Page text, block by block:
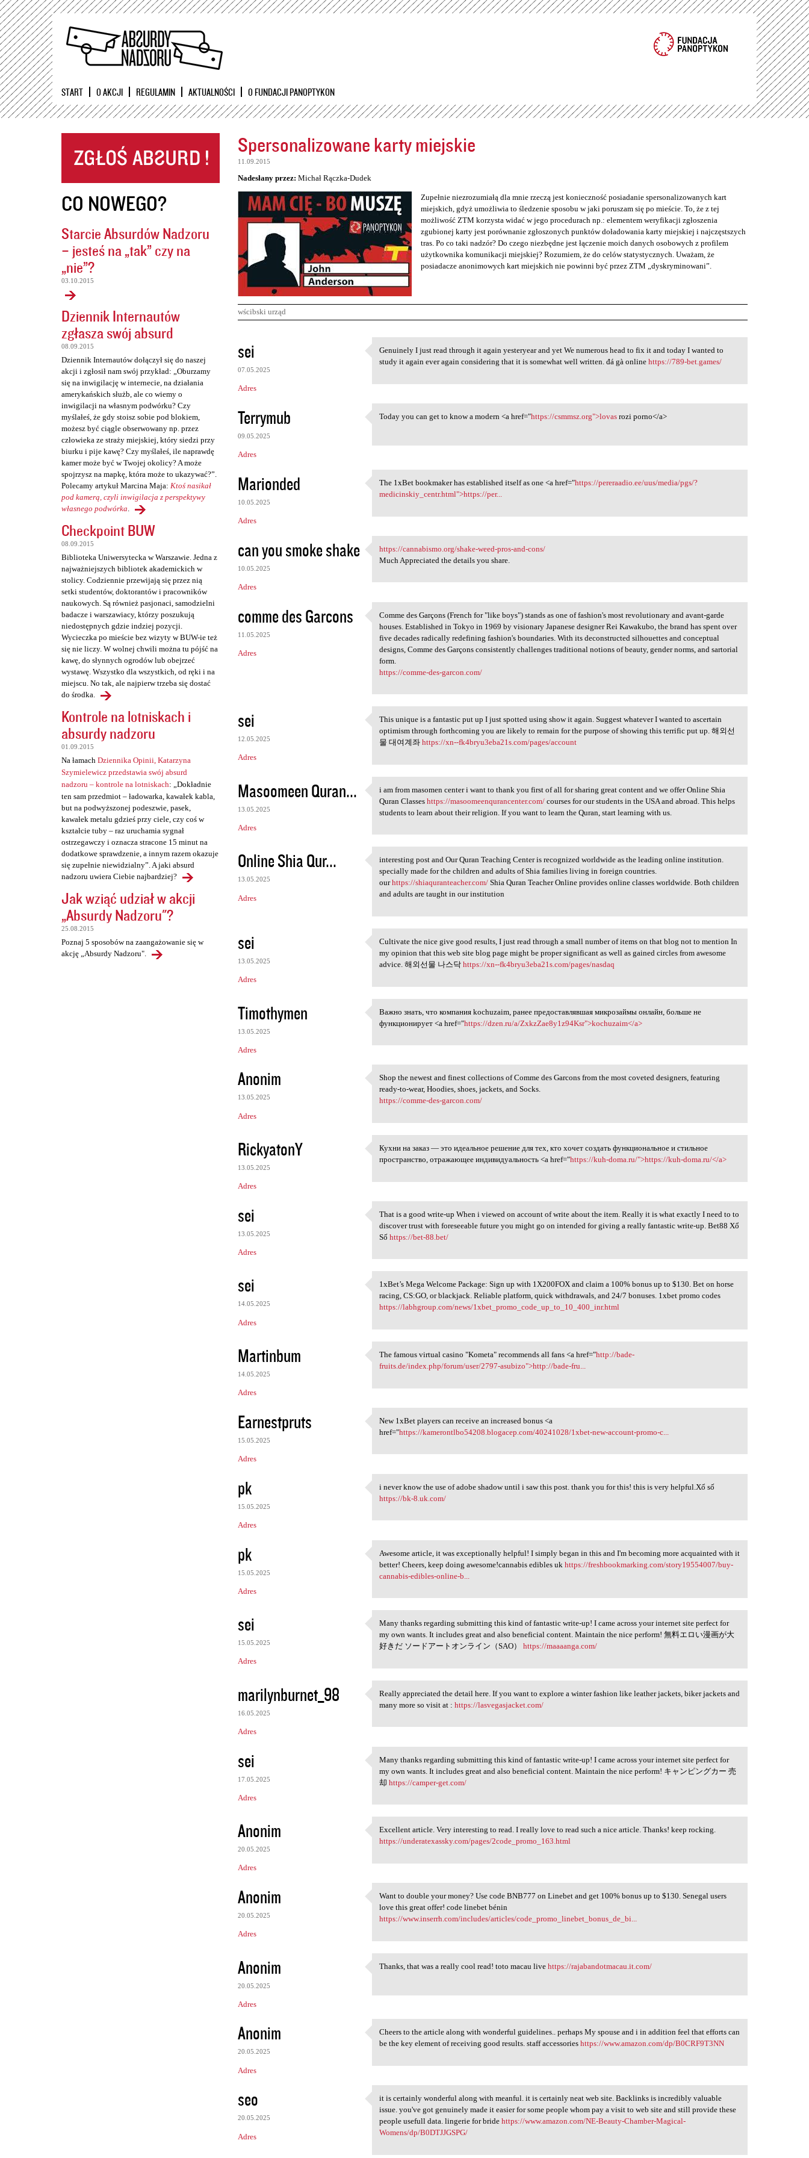
Przejdź
START O AKCJI REGULAMIN AKTUALNOŚCI O FUNDACJI PANOPTYKON
CO NOWEGO?
Starcie Absurdów Nadzoru
– jesteś na „tak” czy na
„nie”?
03.10.2015
Dziennik Internautów
zgłasza swój absurd
08.09.2015
Dziennik Internautów dołączył się do naszej
akcji i zgłosił nam swój przykład: „Oburzamy
się na inwigilację w internecie, na działania
amerykańskich służb, ale co wiemy o
inwigilacji na własnym podwórku? Czy
myślałeś, że gdy stoisz sobie pod blokiem,
możesz być ciągle obserwowany np. przez
człowieka ze straży miejskiej, który siedzi przy
biurku i pije kawę? Czy myślałeś, ile naprawdę
kamer może być w Twojej okolicy? A może
spojrzysz na mapkę, która może to ukazywać?”.
Polecamy artykuł Marcina Maja: Ktoś nasikał
pod kamerą, czyli inwigilacja z perspektywy
własnego podwórka.
Checkpoint BUW
08.09.2015
Biblioteka Uniwersytecka w Warszawie. Jedna z
najważniejszych bibliotek akademickich w
stolicy. Codziennie przewijają się przez nią
setki studentów, doktorantów i pracowników
naukowych. Są również pasjonaci, samodzielni
badacze i warszawiacy, którzy poszukują
niedostępnych gdzie indziej pozycji.
Wycieczka po mieście bez wizyty w BUW-ie też
się nie liczy. W wolnej chwili można tu pójść na
kawę, do słynnych ogrodów lub obejrzeć
wystawę. Wszystko dla wszystkich, od ręki i na
miejscu. No tak, ale najpierw trzeba się dostać
do środka.
Kontrole na lotniskach i
absurdy nadzoru
01.09.2015
Na łamach Dziennika Opinii, Katarzyna
Szymielewicz przedstawia swój absurd
nadzoru – kontrole na lotniskach: „Dokładnie
ten sam przedmiot – ładowarka, kawałek kabla,
but na podwyższonej podeszwie, pasek,
kawałek metalu gdzieś przy ciele, czy coś w
kształcie tuby – raz uruchamia sygnał
ostrzegawczy i oznacza stracone 15 minut na
dodatkowe sprawdzenie, a innym razem okazuje
się zupełnie niewidzialny”. A jaki absurd
nadzoru uwiera Ciebie najbardziej?
Jak wziąć udział w akcji
„Absurdy Nadzoru"?
25.08.2015
Poznaj 5 sposobów na zaangażowanie się w
akcję „Absurdy Nadzoru".
Spersonalizowane karty miejskie
11.09.2015
Nadesłany przez: Michał Rączka-Dudek
Zupełnie niezrozumiałą dla mnie rzeczą jest konieczność posiadanie spersonalizowanych kart
miejskich, gdyż umożliwia to śledzenie sposobu w jaki poruszam się po mieście. To, że z tej
możliwość ZTM korzysta widać w jego procedurach np.: elementem weryfikacji zgłoszenia
zgubionej karty jest porównanie zgłoszonych punktów doładowania karty miejskiej i najczęstszych
tras. Po co taki nadzór? Do czego niezbędne jest łączenie moich danych osobowych z profilem
użytkownika komunikacji miejskiej? Rozumiem, że do celów statystycznych. Uważam, że
posiadacze anonimowych kart miejskich nie powinni być przez ZTM „dyskryminowani”.
wścibski urząd
K
o
m
e
n
t
r
z
e
sei
07.05.2025
Adres
Genuinely I just read through
Genuinely I just read through it again yesteryear and yet We numerous head to fix it and today I wanted to
study it again ever again considering that it is somewhat well written. đá gà onlinehttps://789-bet.games/
Terrymub
09.05.2025
Adres
Today you can get to know a
Today you can get to know a modern <a href="https://csmmsz.org">lovas rozi porno</a>
Marionded
10.05.2025
Adres
The 1xBet bookmaker has
The 1xBet bookmaker has established itself as one <a href="https://pereraadio.ee/uus/media/pgs/?
medicinskiy_centr.html">https://per...
can you smoke shake
10.05.2025
Adres
https://cannabismo.org/shake
https://cannabismo.org/shake-weed-pros-and-cons/
Much Appreciated the details you share.
comme des Garcons
11.05.2025
Adres
Comme des Garçons (French for
Comme des Garçons (French for "like boys") stands as one of fashion's most revolutionary and avant-garde
houses. Established in Tokyo in 1969 by visionary Japanese designer Rei Kawakubo, the brand has spent over
five decades radically redefining fashion's boundaries. With its deconstructed silhouettes and conceptual
designs, Comme des Garçons consistently challenges traditional notions of beauty, gender norms, and sartorial
form.
https://comme-des-garcon.com/
sei
12.05.2025
Adres
This unique is a fantastic
This unique is a fantastic put up I just spotted using show it again. Suggest whatever I wanted to ascertain
optimism through forthcoming you are likely to remain for the purpose of showing this terrific put up. 해외선
물 대여계좌https://xn--fk4bryu3eba21s.com/pages/account
Masoomeen Quran...
13.05.2025
Adres
i am from masomen center i
i am from masomen center i want to thank you first of all for sharing great content and we offer Online Shia
Quran Classeshttps://masoomeenqurancenter.com/ courses for our students in the USA and abroad. This helps
students to learn about their religion. If you want to learn the Quran, start learning with us.
Online Shia Qur...
13.05.2025
Adres
interesting post and Our
interesting post and Our Quran Teaching Center is recognized worldwide as the leading online institution.
specially made for the children and adults of Shia families living in foreign countries.
ourhttps://shiaquranteacher.com/ Shia Quran Teacher Online provides online classes worldwide. Both children
and adults are taught in our institution
sei
13.05.2025
Adres
Cultivate the nice give good
Cultivate the nice give good results, I just read through a small number of items on that blog not to mention In
my opinion that this web site blog page might be proper significant as well as gained circles from awesome
advice. 해외선물 나스닥https://xn--fk4bryu3eba21s.com/pages/nasdaq
Timothymen
13.05.2025
Adres
Важно знать, что компания
Важно знать, что компания kochuzaim, ранее предоставлявшая микрозаймы онлайн, больше не
функционирует <a href="https://dzen.ru/a/ZxkzZae8y1z94Ksr">kochuzaim</a>
Anonim
13.05.2025
Adres
Shop the newest and finest
Shop the newest and finest collections of Comme des Garcons from the most coveted designers, featuring
ready-to-wear, Hoodies, shoes, jackets, and Socks.
https://comme-des-garcon.com/
RickyatonY
13.05.2025
Adres
Кухни на заказ — это
Кухни на заказ — это идеальное решение для тех, кто хочет создать функциональное и стильное
пространство, отражающее индивидуальность <a href="https://kuh-doma.ru/">https://kuh-doma.ru/</a>
sei
13.05.2025
Adres
That is a good write-up When
That is a good write-up When i viewed on account of write about the item. Really it is what exactly I need to to
discover trust with foreseeable future you might go on intended for giving a really fantastic write-up. Bet88 Xổ
Sốhttps://bet-88.bet/
sei
14.05.2025
Adres
1xBet’s Mega Welcome Package:
1xBet’s Mega Welcome Package: Sign up with 1X200FOX and claim a 100% bonus up to $130. Bet on horse
racing, CS:GO, or blackjack. Reliable platform, quick withdrawals, and 24/7 bonuses. 1xbet promo codes
https://labhgroup.com/news/1xbet_promo_code_up_to_10_400_inr.html
Martinbum
14.05.2025
Adres
The famous virtual casino
The famous virtual casino "Kometa" recommends all fans <a href="http://bade-
fruits.de/index.php/forum/user/2797-asubizo">http://bade-fru...
Earnestpruts
15.05.2025
Adres
New 1xBet players can receive
New 1xBet players can receive an increased bonus <a
href="https://kamerontlbo54208.blogacep.com/40241028/1xbet-new-account-promo-c...
pk
15.05.2025
Adres
i never know the use of adobe
i never know the use of adobe shadow until i saw this post. thank you for this! this is very helpful.Xổ số
https://bk-8.uk.com/
pk
15.05.2025
Adres
Awesome article, it was
Awesome article, it was exceptionally helpful! I simply began in this and I'm becoming more acquainted with it
better! Cheers, keep doing awesome!cannabis edibles ukhttps://freshbookmarking.com/story19554007/buy-
cannabis-edibles-online-b...
sei
15.05.2025
Adres
Many thanks regarding
Many thanks regarding submitting this kind of fantastic write-up! I came across your internet site perfect for
my own wants. It includes great and also beneficial content. Maintain the nice perform! 無料エロい漫画が大
好きだ ソードアートオンライン（SAO）https://maaaanga.com/
marilynburnet_98
16.05.2025
Adres
Really appreciated the detail
Really appreciated the detail here. If you want to explore a winter fashion like leather jackets, biker jackets and
many more so visit at :https://lasvegasjacket.com/
sei
17.05.2025
Adres
Many thanks regarding
Many thanks regarding submitting this kind of fantastic write-up! I came across your internet site perfect for
my own wants. It includes great and also beneficial content. Maintain the nice perform! キャンピングカー 売
却https://camper-get.com/
Anonim
20.05.2025
Adres
Excellent article. Very
Excellent article. Very interesting to read. I really love to read such a nice article. Thanks! keep rocking.
https://underatexassky.com/pages/2code_promo_163.html
Anonim
20.05.2025
Adres
Want to double your money?
Want to double your money? Use code BNB777 on Linebet and get 100% bonus up to $130. Senegal users
love this great offer! code linebet bénin
https://www.inserrh.com/includes/articles/code_promo_linebet_bonus_de_bi...
Anonim
20.05.2025
Adres
Thanks, that was a really
Thanks, that was a really cool read! toto macau livehttps://rajabandotmacau.it.com/
Anonim
20.05.2025
Adres
Cheers to the article along
Cheers to the article along with wonderful guidelines.. perhaps My spouse and i in addition feel that efforts can
be the key element of receiving good results. staff accessorieshttps://www.amazon.com/dp/B0CRF9T3NN
seo
20.05.2025
Adres
it is certainly wonderful
it is certainly wonderful along with meanful. it is certainly neat web site. Backlinks is incredibly valuable
issue. you've got genuinely made it easier for some people whom pay a visit to web site and still provide these
people usefull data. lingerie for bridehttps://www.amazon.com/NE-Beauty-Chamber-Magical-
Womens/dp/B0DTJJGSPG/